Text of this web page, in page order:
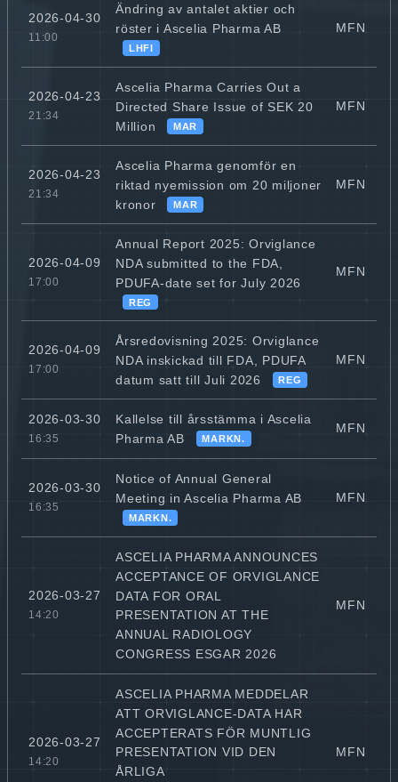
2026-04-30
11:00
Ändring av antalet aktier och
röster i Ascelia Pharma AB
LHFI
MFN
2026-04-23
21:34
Ascelia Pharma Carries Out a
Directed Share Issue of SEK 20
Million
MAR
MFN
2026-04-23
21:34
Ascelia Pharma genomför en
riktad nyemission om 20 miljoner
kronor
MAR
MFN
2026-04-09
17:00
Annual Report 2025: Orviglance
NDA submitted to the FDA,
PDUFA-date set for July 2026
REG
MFN
2026-04-09
17:00
Årsredovisning 2025: Orviglance
NDA inskickad till FDA, PDUFA
datum satt till Juli 2026
REG
MFN
2026-03-30
16:35
Kallelse till årsstämma i Ascelia
Pharma AB
MARKN.
MFN
2026-03-30
16:35
Notice of Annual General
Meeting in Ascelia Pharma AB
MARKN.
MFN
2026-03-27
14:20
ASCELIA PHARMA ANNOUNCES
ACCEPTANCE OF ORVIGLANCE
DATA FOR ORAL
PRESENTATION AT THE
ANNUAL RADIOLOGY
CONGRESS ESGAR 2026
MFN
2026-03-27
14:20
ASCELIA PHARMA MEDDELAR
ATT ORVIGLANCE-DATA HAR
ACCEPTERATS FÖR MUNTLIG
PRESENTATION VID DEN
ÅRLIGA
MFN